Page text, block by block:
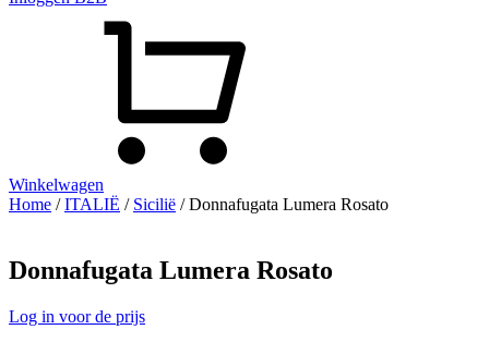
Winkelwagen
Home /ITALIË / Sicilië / Donnafugata Lumera Rosato
Donnafugata Lumera Rosato
Log in voor de prijs